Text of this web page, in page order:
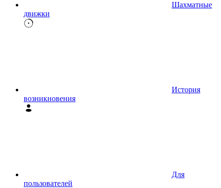
Шахматные
движки
История
возникновения
Для
пользователей